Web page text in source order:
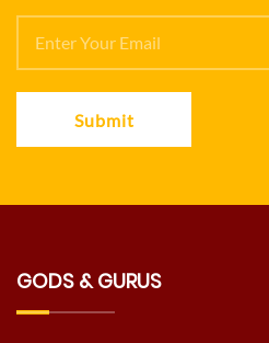
Submit
GODS & GURUS